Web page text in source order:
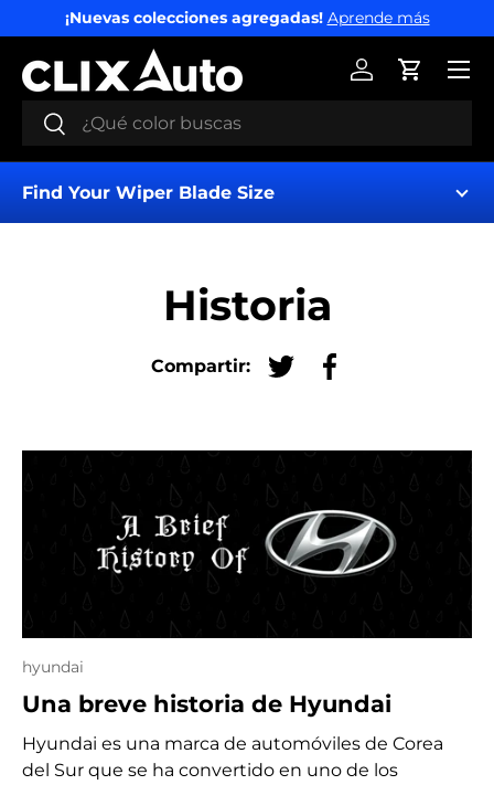
IR AL CONTENIDO
¡Nuevas colecciones agregadas! Aprende más
Buscar
Buscar
Iniciar sesión
Carrito
Menú
Find Your Wiper Blade Size
Historia
Compartir:
Tuitear en Twitter
Compartir en
hyundai
Una breve historia de Hyundai
Hyundai es una marca de automóviles de Corea
del Sur que se ha convertido en uno de los